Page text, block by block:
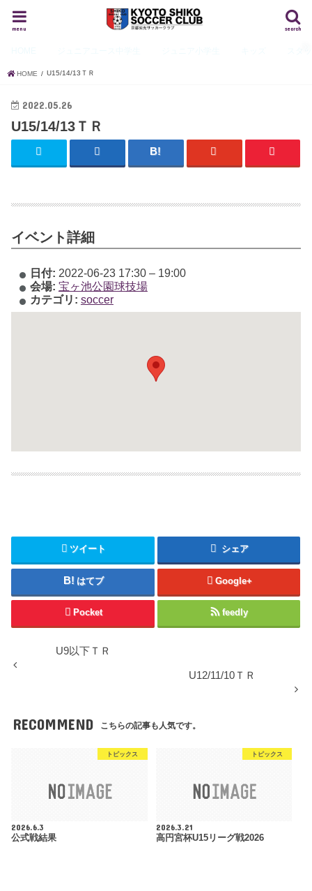
search
menu
HOME U15/14/13ＴＲ
2022.05.26
U15/14/13ＴＲ
イベント詳細
日付: 2022-06-23 17:30– 19:00
会場: 宝ヶ池公園球技場
カテゴリ: soccer
ツイート シェア
はてブ Google+
Pocket feedly
U9以下ＴＲ
U12/11/10ＴＲ
RECOMMEND こちらの記事も人気です。
トピックス
2026.6.3
公式戦結果
トピックス
2026.3.21
高円宮杯U15リーグ戦2026